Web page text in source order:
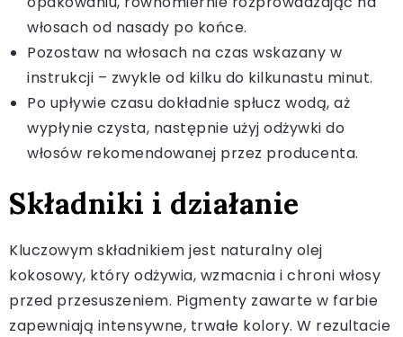
włosach od nasady po końce.
Pozostaw na włosach na czas wskazany w
instrukcji – zwykle od kilku do kilkunastu minut.
Po upływie czasu dokładnie spłucz wodą, aż
wypłynie czysta, następnie użyj odżywki do
włosów rekomendowanej przez producenta.
Składniki i działanie
Kluczowym składnikiem jest naturalny olej
kokosowy, który odżywia, wzmacnia i chroni włosy
przed przesuszeniem. Pigmenty zawarte w farbie
zapewniają intensywne, trwałe kolory. W rezultacie